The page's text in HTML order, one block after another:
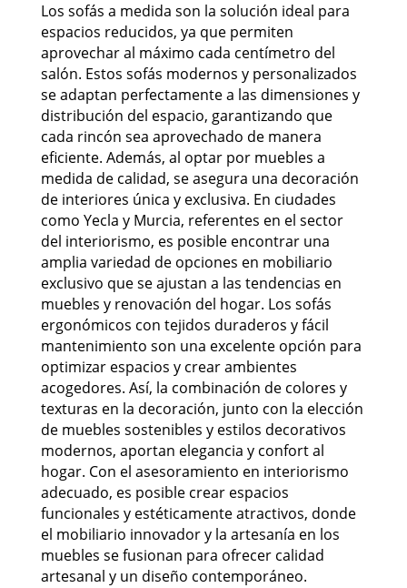
Los sofás a medida son la solución ideal para
espacios reducidos, ya que permiten
aprovechar al máximo cada centímetro del
salón. Estos sofás modernos y personalizados
se adaptan perfectamente a las dimensiones y
distribución del espacio, garantizando que
cada rincón sea aprovechado de manera
eficiente. Además, al optar por muebles a
medida de calidad, se asegura una decoración
de interiores única y exclusiva. En ciudades
como Yecla y Murcia, referentes en el sector
del interiorismo, es posible encontrar una
amplia variedad de opciones en mobiliario
exclusivo que se ajustan a las tendencias en
muebles y renovación del hogar. Los sofás
ergonómicos con tejidos duraderos y fácil
mantenimiento son una excelente opción para
optimizar espacios y crear ambientes
acogedores. Así, la combinación de colores y
texturas en la decoración, junto con la elección
de muebles sostenibles y estilos decorativos
modernos, aportan elegancia y confort al
hogar. Con el asesoramiento en interiorismo
adecuado, es posible crear espacios
funcionales y estéticamente atractivos, donde
el mobiliario innovador y la artesanía en los
muebles se fusionan para ofrecer calidad
artesanal y un diseño contemporáneo.